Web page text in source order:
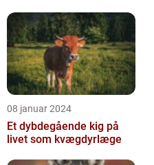
imponerende væsener,
de...
08 januar 2024
Et dybdegående kig på
livet som kvægdyrlæge